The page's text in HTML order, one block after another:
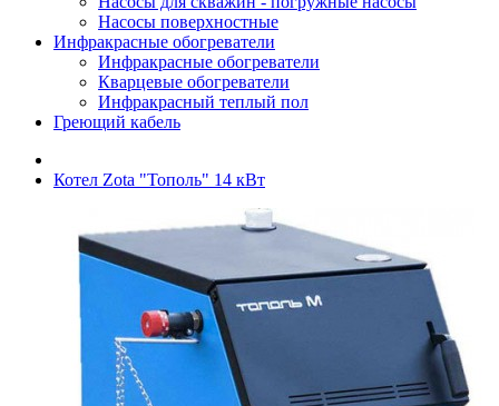
Насосы поверхностные
Инфракрасные обогреватели
Инфракрасные обогреватели
Кварцевые обогреватели
Инфракрасный теплый пол
Греющий кабель
Котел Zota "Тополь" 14 кВт